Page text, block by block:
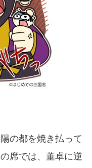
の都を焼き払って
席では、董卓に逆